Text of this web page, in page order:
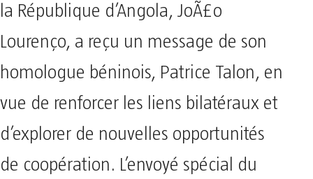
la République d’Angola, JoÃ£o
Lourenço, a reçu un message de son
homologue béninois, Patrice Talon, en
vue de renforcer les liens bilatéraux et
d’explorer de nouvelles opportunités
de coopération. L’envoyé spécial du